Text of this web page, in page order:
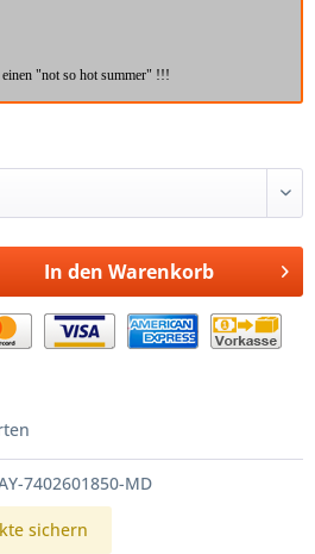
"not so hot summer" !!!
In den Warenkorb
7402601850-MD
sichern